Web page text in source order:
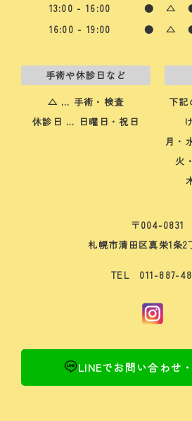
13:00 - 16:00
● △
16:00 - 19:00
● △
手術や休診日など
△ … 手術・検査
休診日 … 日曜日・祝日
下記
月・
火
〒004-0831
札幌市清田区真栄1条2
TEL 011-887-
LINEでお問い合わせ